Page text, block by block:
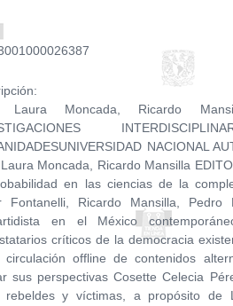
Laura Moncada, Ricardo
NACIONAL
Moncada, Ricardo Mansilla
en las ciencias de la
Fontanelli, Ricardo Mansilla, Pedro
en el México
críticos de la democracia
offline de contenidos
sus perspectivas Cosette Celecia
rebeldes y víctimas, a propósito de